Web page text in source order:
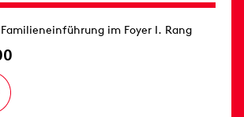
im Foyer I. Rang